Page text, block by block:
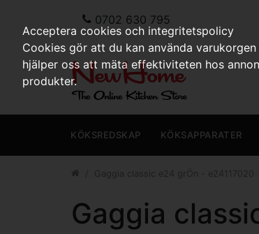
0702 630 795
KÖKSREDSKAP KÖKSAPPARATER
Gaggia
Acceptera cookies och integritetspolicy
Cookies gör att du kan använda
hjälper oss att mäta effektiviteten hos
produkter.